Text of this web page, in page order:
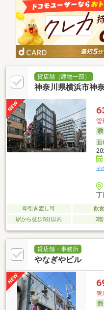
貸店舗（建物一部）
神奈川県横浜市神
管
面
そ
丁
即引き渡し可 飲
駅から徒歩5分以内
2
貸店舗・事務所
やなぎやビル
管